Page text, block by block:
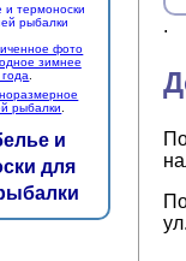
.
фото
зимнее
.
рыбалки.
и
для